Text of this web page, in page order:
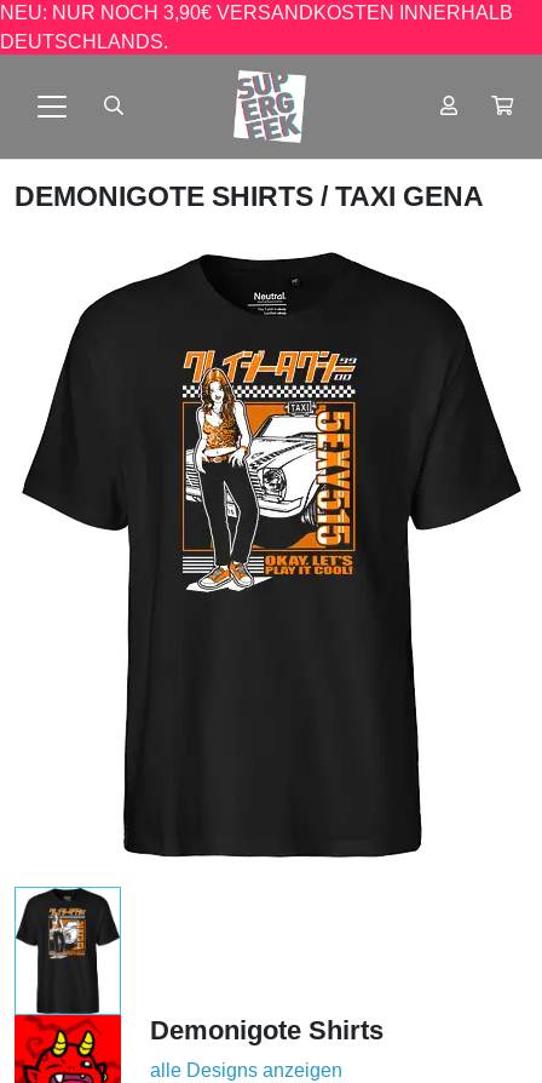
NEU: NUR NOCH 3,90€ VERSANDKOSTEN INNERHALB
DEUTSCHLANDS.
DEMONIGOTE SHIRTS / TAXI GENA
Demonigote Shirts
alle Designs anzeigen